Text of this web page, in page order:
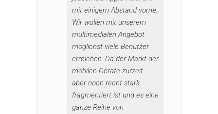
mit einigem Abstand vorne.
Wir wollen mit unserem
multimedialen Angebot
möglichst viele Benutzer
erreichen. Da der Markt der
mobilen Geräte zurzeit
aber noch recht stark
fragmentiert ist und es eine
ganze Reihe von